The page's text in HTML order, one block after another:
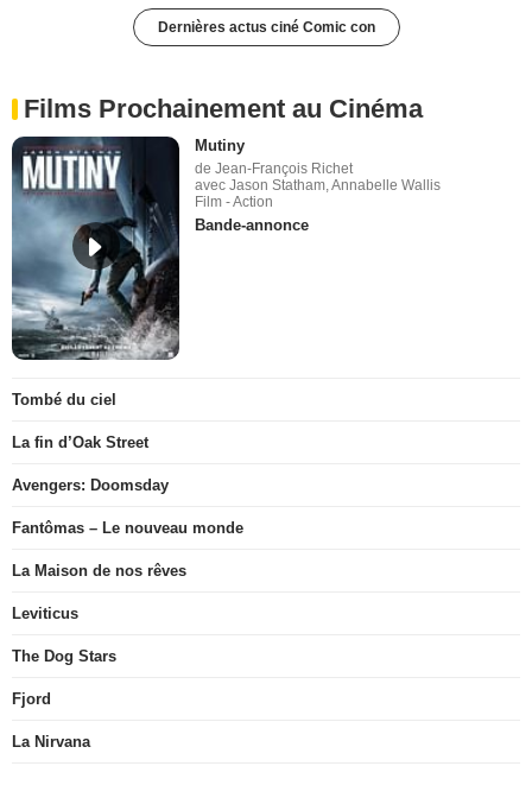
Dernières actus ciné Comic con
Films Prochainement au Cinéma
Mutiny
de Jean-François Richet
avec Jason Statham, Annabelle Wallis
Film - Action
Bande-annonce
Tombé du ciel
La fin d’Oak Street
Avengers: Doomsday
Fantômas – Le nouveau monde
La Maison de nos rêves
Leviticus
The Dog Stars
Fjord
La Nirvana